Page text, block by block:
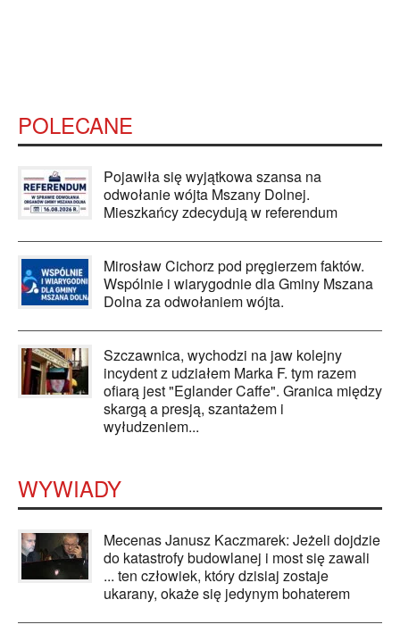
POLECANE
Pojawiła się wyjątkowa szansa na
odwołanie wójta Mszany Dolnej.
Mieszkańcy zdecydują w referendum
Mirosław Cichorz pod pręgierzem faktów.
Wspólnie i wiarygodnie dla Gminy Mszana
Dolna za odwołaniem wójta.
Szczawnica, wychodzi na jaw kolejny
incydent z udziałem Marka F. tym razem
ofiarą jest "Eglander Caffe". Granica między
skargą a presją, szantażem i
wyłudzeniem...
WYWIADY
Mecenas Janusz Kaczmarek: Jeżeli dojdzie
do katastrofy budowlanej i most się zawali
... ten człowiek, który dzisiaj zostaje
ukarany, okaże się jedynym bohaterem